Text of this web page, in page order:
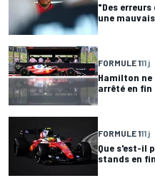
"Des
une
FORMULE 111 j
Hamilton ne
arrêté en fin
FORMULE 111 j
Que s'est-il
stands en